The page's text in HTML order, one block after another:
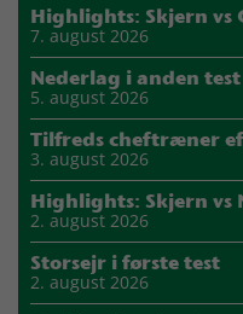
Highlights: Skjern vs
7. august 2026
Nederlag i anden test
5. august 2026
Tilfreds cheftræner
3. august 2026
Highlights: Skjern
2. august 2026
Storsejr i første test
2. august 2026